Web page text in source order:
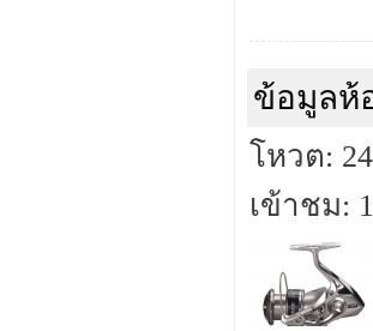
ข้อมูลห้
โหวต: 24
เข้าชม: